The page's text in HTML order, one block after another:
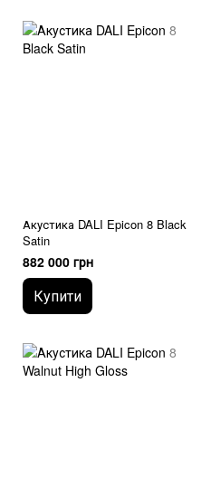
Акустика DALI Epicon 8 Black
Satin
882 000 грн
Купити